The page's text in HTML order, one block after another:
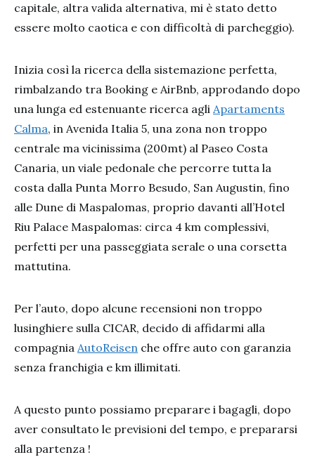
capitale, altra valida alternativa, mi è stato detto
essere molto caotica e con difficoltà di parcheggio).
Inizia così la ricerca della sistemazione perfetta,
rimbalzando tra Booking e AirBnb, approdando dopo
una lunga ed estenuante ricerca agli Apartaments
Calma, in Avenida Italia 5, una zona non troppo
centrale ma vicinissima (200mt) al Paseo Costa
Canaria, un viale pedonale che percorre tutta la
costa dalla Punta Morro Besudo, San Augustin, fino
alle Dune di Maspalomas, proprio davanti all’Hotel
Riu Palace Maspalomas: circa 4 km complessivi,
perfetti per una passeggiata serale o una corsetta
mattutina.
Per l’auto, dopo alcune recensioni non troppo
lusinghiere sulla CICAR, decido di affidarmi alla
compagnia AutoReisen che offre auto con garanzia
senza franchigia e km illimitati.
A questo punto possiamo preparare i bagagli, dopo
aver consultato le previsioni del tempo, e prepararsi
alla partenza !